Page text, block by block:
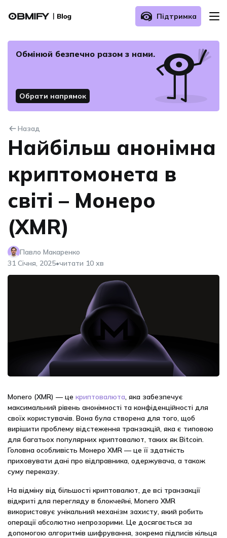
Підтримка
Поширені запитання
Обмінюй безпечнo разом з нами.
Обрати напрямок
Назад
Найбільш анонімна
криптомонета в
світі – Монеро
(XMR)
Павло Макаренко
31 Січня, 2025•читати 10 хв
Monero (XMR) — це криптовалюта , яка забезпечує
максимальний рівень анонімності та конфіденційності для
своїх користувачів. Вона була створена для того, щоб
вирішити проблему відстеження транзакцій, яка є типовою
для багатьох популярних криптовалют, таких як Bitcoin.
Головна особливість Монеро XMR — це її здатність
приховувати дані про відправника, одержувача, а також
суму переказу.
На відміну від більшості криптовалют, де всі транзакції
відкриті для перегляду в блокчейні, Monero XMR
використовує унікальний механізм захисту, який робить
операції абсолютно непрозорими. Це досягається за
допомогою алгоритмів шифрування, зокрема підписів кільця